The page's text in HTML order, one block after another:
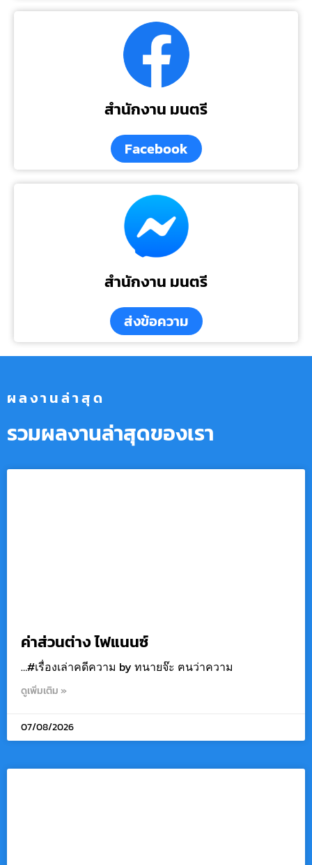
สำนักงาน มนตรี
Facebook
สำนักงาน มนตรี
ส่งข้อความ
ผลงานล่าสุด
รวมผลงานล่าสุดของเรา
ค่าส่วนต่าง ไฟแนนซ์
…#เรื่องเล่าคดีความ by ทนายจ๊ะ ฅนว่าความ
ดูเพิ่มเติม »
07/08/2026